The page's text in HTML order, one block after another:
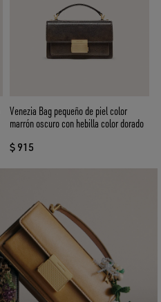
Venezia Bag pequeño de piel color
marrón oscuro con hebilla color dorado
$ 915